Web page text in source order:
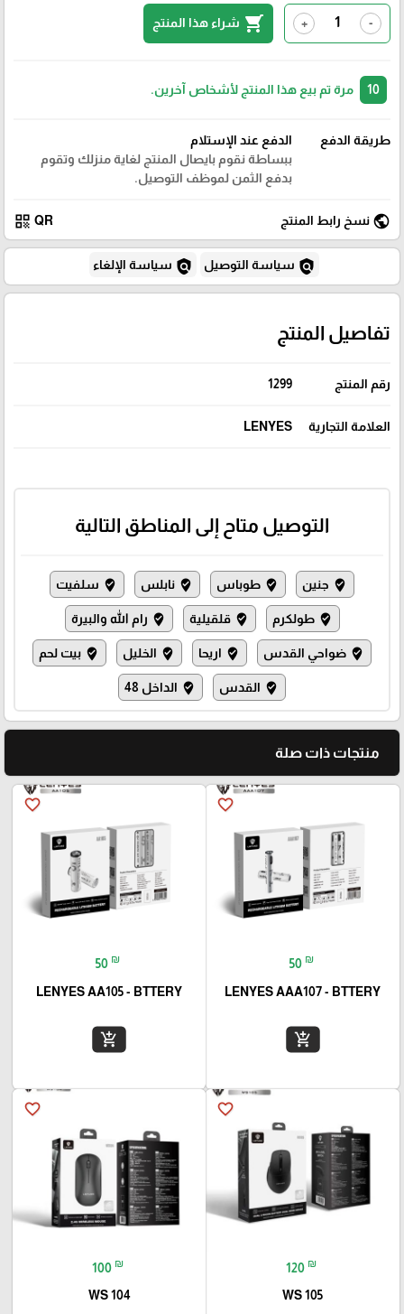
-
+
shopping_cart شراء هذا المنتج
مرة تم بيع هذا المنتج لأشخاص آخرين.
طريقة الدفع
الدفع عند الإستلام
ببساطة نقوم بايصال المنتج لغاية منزلك وتقوم
بدفع الثمن لموظف التوصيل.
public نسخ رابط المنتج QR
qr_code
policy سياسة التوصيل policy سياسة الإلغاء
تفاصيل المنتج
رقم المنتج 1299
العلامة التجارية LENYES
التوصيل متاح إلى المناطق التالية
where_to_vote جنين where_to_vote طوباس where_to_vote نابلس where_to_vote سلفيت
where_to_vote طولكرم where_to_vote قلقيلية where_to_vote رام الله والبيرة
where_to_vote ضواحي القدس where_to_vote اريحا where_to_vote الخليل where_to_vote بيت لحم
where_to_vote القدس where_to_vote الداخل 48
منتجات ذات صلة
favorite_border
50 ₪
LENYES AAA107 - BTTERY
add_shopping_cart
favorite_border
50 ₪
LENYES AA105 - BTTERY
add_shopping_cart
favorite_border
120 ₪
WS 105
favorite_border
100 ₪
WS 104